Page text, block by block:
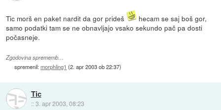
Tic morš en paket nardit da gor prideš
hecam se saj boš gor,
samo podatki tam se ne obnavljajo vsako sekundo pač pa dosti
počasneje.
Zgodovina sprememb…
spremenil:morphling1 (2. apr 2003 ob 22:37)
Tic
::3. apr 2003, 08:23